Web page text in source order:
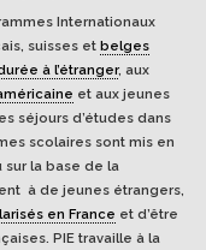
Internationaux
suisses et belges
à l’étranger, aux
et aux jeunes
séjours d’études dans
scolaires sont mis en
sur la base de la
à de jeunes étrangers,
en France et d’être
PIE travaille à la